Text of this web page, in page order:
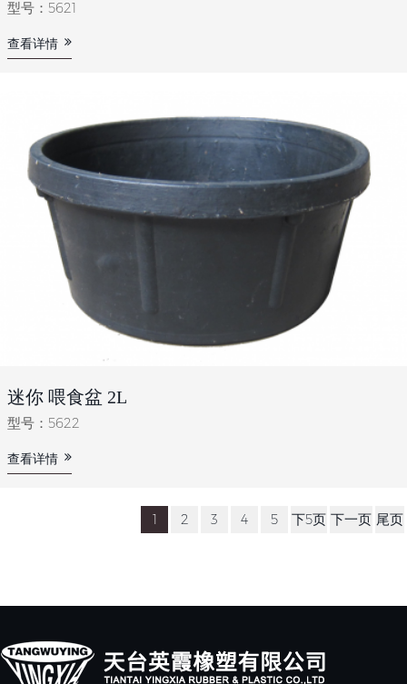
型号：5621
查看详情
迷你 喂食盆 2L
型号：5622
查看详情
1 2 3 4 5 下5页 下一页 尾页